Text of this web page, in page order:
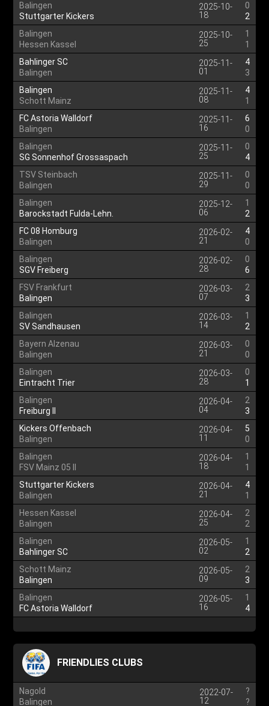
Balingen
Stuttgarter Kickers
2025-10-
18
0
2
Balingen
Hessen Kassel
2025-10-
25
1
1
Bahlinger SC
Balingen
2025-11-
01
4
3
Balingen
Schott Mainz
2025-11-
08
4
1
FC Astoria Walldorf
Balingen
2025-11-
16
6
0
Balingen
SG Sonnenhof Grossaspach
2025-11-
25
0
4
TSV Steinbach
Balingen
2025-11-
29
0
0
Balingen
Barockstadt Fulda-Lehn.
2025-12-
06
1
2
FC 08 Homburg
Balingen
2026-02-
21
4
0
Balingen
SGV Freiberg
2026-02-
28
0
6
FSV Frankfurt
Balingen
2026-03-
07
2
3
Balingen
SV Sandhausen
2026-03-
14
1
2
Bayern Alzenau
Balingen
2026-03-
21
0
0
Balingen
Eintracht Trier
2026-03-
28
0
1
Balingen
Freiburg II
2026-04-
04
2
3
Kickers Offenbach
Balingen
2026-04-
11
5
0
Balingen
FSV Mainz 05 II
2026-04-
18
1
1
Stuttgarter Kickers
Balingen
2026-04-
21
4
1
Hessen Kassel
Balingen
2026-04-
25
2
2
Balingen
Bahlinger SC
2026-05-
02
1
2
Schott Mainz
Balingen
2026-05-
09
2
3
Balingen
FC Astoria Walldorf
2026-05-
16
1
4
FRIENDLIES CLUBS
Nagold
Balingen
2022-07-
12
?
?